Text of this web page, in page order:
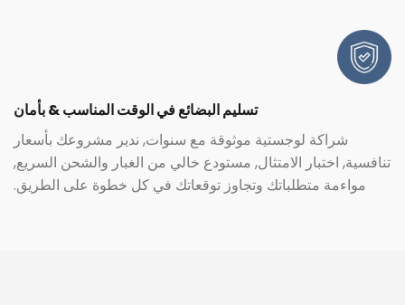
تسليم البضائع في الوقت المناسب & بأمان
شراكة لوجستية موثوقة مع سنوات, ندير مشروعك بأسعار
تنافسية, اختبار الامتثال, مستودع خالي من الغبار والشحن السريع,
مواءمة متطلباتك وتجاوز توقعاتك في كل خطوة على الطريق.